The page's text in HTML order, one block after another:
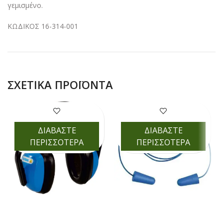
γεμισμένο.
ΚΩΔΙΚΟΣ 16-314-001
ΣΧΕΤΙΚΆ ΠΡΟΪΌΝΤΑ
ΔΙΑΒΑΣΤΕ
ΠΕΡΙΣΣΟΤΕΡΑ
ΔΙΑΒΑΣΤΕ
ΠΕΡΙΣΣΟΤΕΡΑ